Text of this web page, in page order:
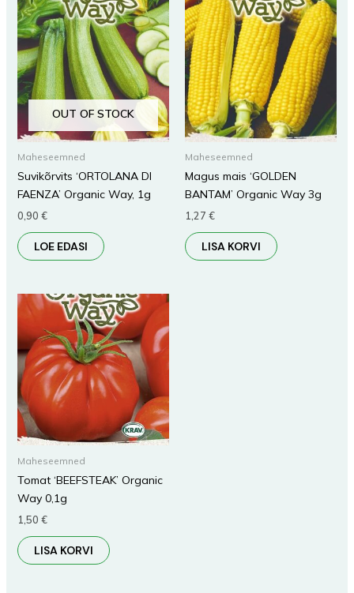
OUT OF STOCK
Maheseemned
Suvikõrvits ‘ORTOLANA DI
FAENZA’ Organic Way, 1g
0,90 €
LOE EDASI
Maheseemned
Magus mais ‘GOLDEN
BANTAM’ Organic Way 3g
1,27 €
LISA KORVI
Maheseemned
Tomat ‘BEEFSTEAK’ Organic
Way 0,1g
1,50 €
LISA KORVI